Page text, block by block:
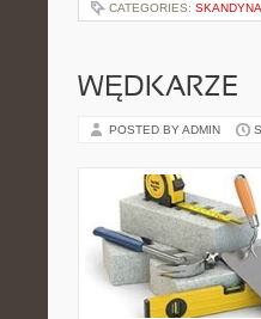
CATEGORIES:
WĘDKARZE
POSTED BY ADMIN